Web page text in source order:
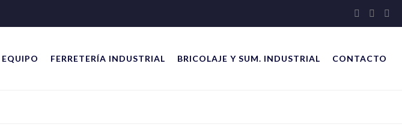
EQUIPO FERRETERÍA INDUSTRIAL BRICOLAJE Y SUM. INDUSTRIAL CONTACTO